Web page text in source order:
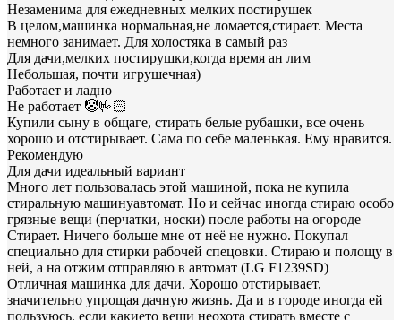
Незаменима для ежедневных мелких постирушек
В целом,машинка нормальная,не ломается,стирает. Места
немного занимает. Для холостяка в самый раз
Для дачи,мелких постирушки,когда время ан лим
Небольшая, почти игрушечная)
Работает и ладно
Не работает 🤡🤟🏻
Купили сыну в общаге, стирать белые рубашки, все очень
хорошо и отстирывает. Сама по себе маленькая. Ему нравится.
Рекомендую
Для дачи идеальный вариант
Много лет пользовалась этой машиной, пока не купила
стиральную машинуавтомат. Но и сейчас иногда стираю особо
грязные вещи (перчатки, носки) после работы на огороде
Стирает. Ничего больше мне от неё не нужно. Покупал
специально для стирки рабочей спецовки. Стираю и полощу в
ней, а на отжим отправляю в автомат (LG F1239SD)
Отличная машинка для дачи. Хорошо отстирывает,
значительно упрощая дачную жизнь. Да и в городе иногда ей
пользуюсь, если какието вещи неохота стирать вместе с